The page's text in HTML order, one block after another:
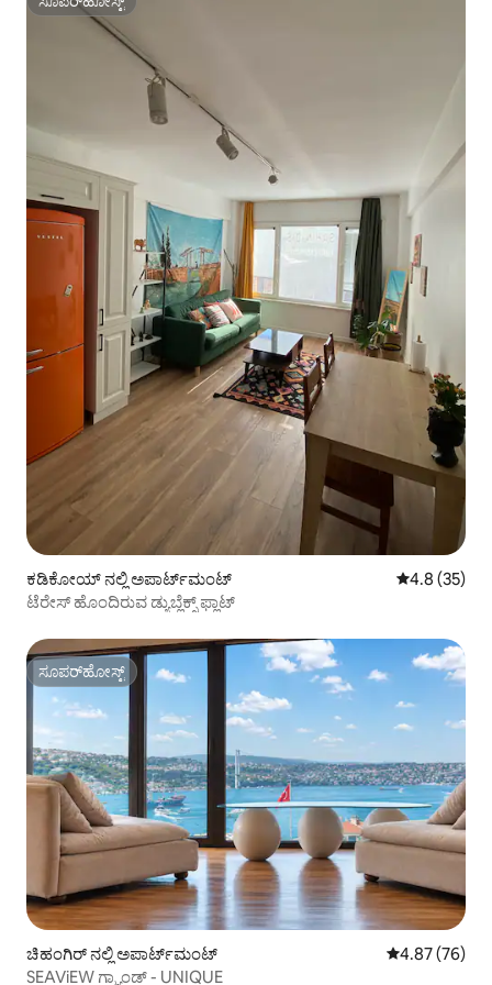
ಸೂಪರ್‌ಹೋಸ್ಟ್
ಕಡಿಕೋಯ್ ನಲ್ಲಿ ಅಪಾರ್ಟ್‌ಮಂಟ್ 5 ರಲ್ಲಿ 4.8
4.8 (35)
ಟೆರೇಸ್ ಹೊಂದಿರುವ ಡ್ಯುಬ್ಲೆಕ್ಸ್ ಫ್ಲಾಟ್
ಸೂಪರ್‌ಹೋಸ್ಟ್
ಸೂಪರ್‌ಹೋಸ್ಟ್
ಚಿಹಂಗಿರ್ ನಲ್ಲಿ ಅಪಾರ್ಟ್‌ಮಂಟ್ 5 ರಲ್ಲಿ 4.87
4.87 (76)
SEAViEW ಗ್ರ್ಯಾಂಡ್ - UNIQUE